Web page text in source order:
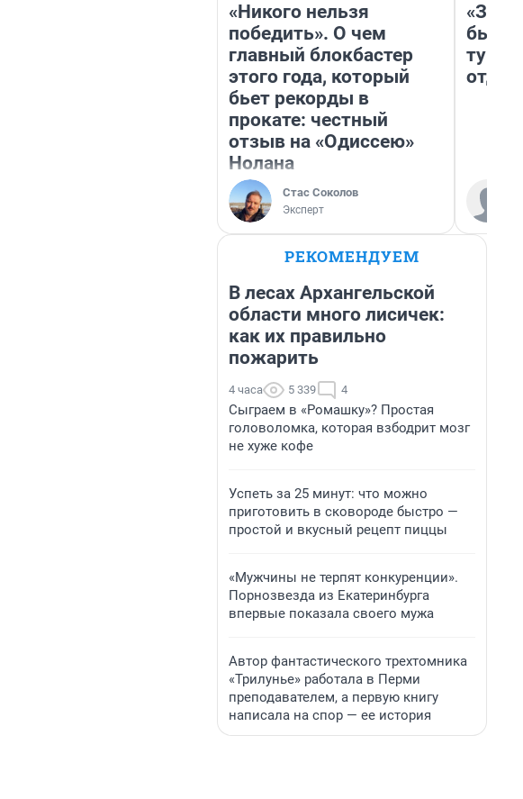
«Никого нельзя
победить». О чем
главный блокбастер
этого года, который
бьет рекорды в
прокате: честный
отзыв на «Одиссею»
Нолана
Стас Соколов
Эксперт
«За
были
РЕКОМЕНДУЕМ
В лесах Архангельской
области много лисичек:
как их правильно
пожарить
4 часа 5 339 4
Сыграем в «Ромашку»? Простая
головоломка, которая взбодрит мозг
не хуже кофе
Успеть за 25 минут: что можно
приготовить в сковороде быстро —
простой и вкусный рецепт пиццы
«Мужчины не терпят конкуренции».
Порнозвезда из Екатеринбурга
впервые показала своего мужа
Автор фантастического трехтомника
«Трилунье» работала в Перми
преподавателем, а первую книгу
написала на спор — ее история